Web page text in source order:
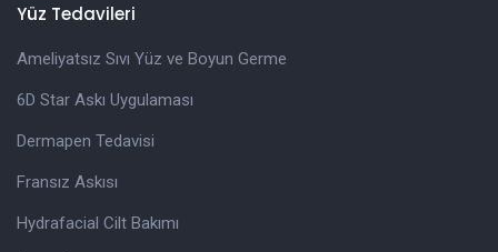
Yüz Tedavileri
Ameliyatsız Sıvı Yüz ve Boyun Germe
6D Star Askı Uygulaması
Dermapen Tedavisi
Fransız Askısı
Hydrafacial Cilt Bakımı